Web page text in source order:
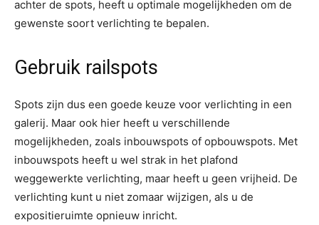
achter de spots, heeft u optimale mogelijkheden om de
gewenste soort verlichting te bepalen.
Gebruik railspots
Spots zijn dus een goede keuze voor verlichting in een
galerij. Maar ook hier heeft u verschillende
mogelijkheden, zoals inbouwspots of opbouwspots. Met
inbouwspots heeft u wel strak in het plafond
weggewerkte verlichting, maar heeft u geen vrijheid. De
verlichting kunt u niet zomaar wijzigen, als u de
expositieruimte opnieuw inricht.